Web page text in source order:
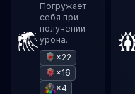
Погружает
себя при
получении
урона.
×22
×16
×4